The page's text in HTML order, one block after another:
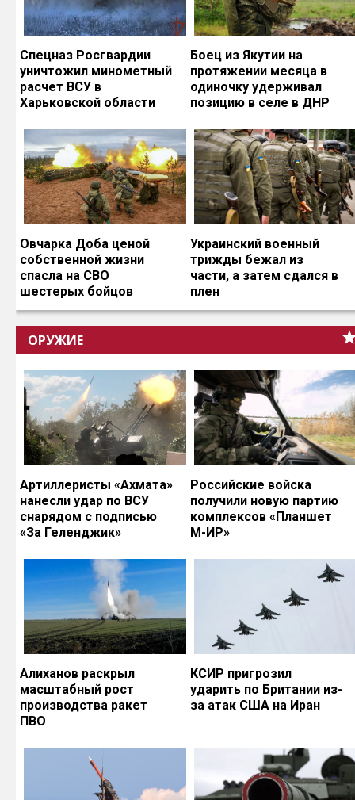
Спецназ Росгвардии
уничтожил минометный
расчет ВСУ в
Харьковской области
Боец из Якутии на
протяжении месяца в
одиночку удерживал
позицию в селе в ДНР
Овчарка Доба ценой
собственной жизни
спасла на СВО
шестерых бойцов
Украинский военный
трижды бежал из
части, а затем сдался в
плен
ОРУЖИЕ
Артиллеристы «Ахмата»
нанесли удар по ВСУ
снарядом с подписью
«За Геленджик»
Российские войска
получили новую партию
комплексов «Планшет
М-ИР»
Алиханов раскрыл
масштабный рост
производства ракет
ПВО
КСИР пригрозил
ударить по Британии из-
за атак США на Иран